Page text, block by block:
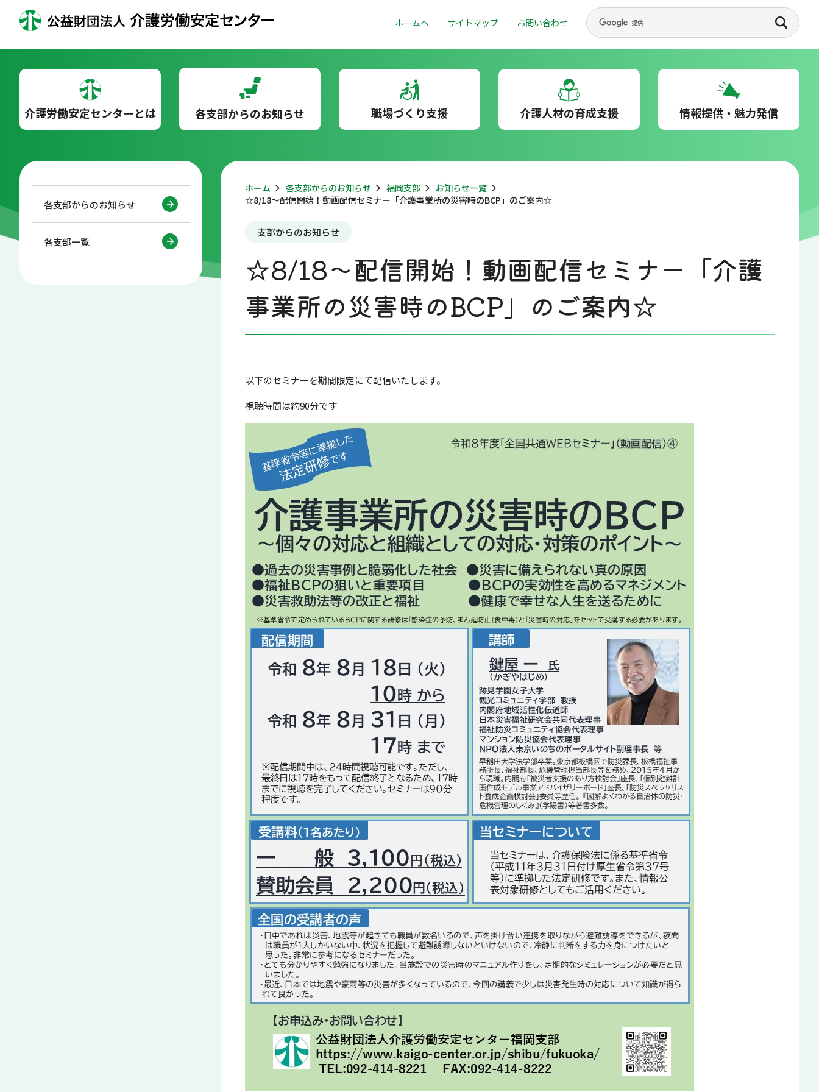
ホームへ サイトマップ お問い合わせ
介護労働安定センターとは 各支部からのお知らせ 職場づくり支援 介護人材の育成支援 情報提供・魅力発信
各支部からのお知らせ
各支部一覧
ホーム 各支部からのお知らせ 福岡支部
お知らせ一覧
☆8/18～配信開始！動画配信セミナー「介護事業所の災害時のBCP」のご案内☆
支部からのお知らせ
☆8/18～配信開始！動画配信セミナー「介護
事業所の災害時のBCP」のご案内☆
以下のセミナーを期間限定にて配信いたします。
視聴時間は約90分です